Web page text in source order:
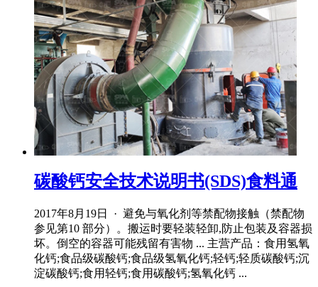
碳酸钙安全技术说明书(SDS)食料通
2017年8月19日 · 避免与氧化剂等禁配物接触（禁配物
参见第10 部分）。搬运时要轻装轻卸,防止包装及容器损
坏。倒空的容器可能残留有害物 ... 主营产品：食用氢氧
化钙;食品级碳酸钙;食品级氢氧化钙;轻钙;轻质碳酸钙;沉
淀碳酸钙;食用轻钙;食用碳酸钙;氢氧化钙 ...